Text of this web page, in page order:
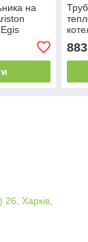
на
Харків,